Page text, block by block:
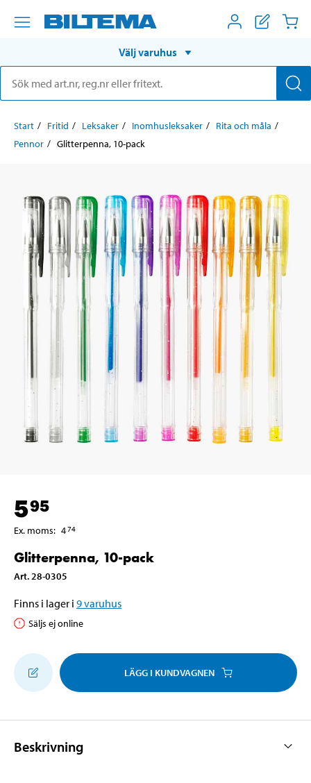
Välj varuhus
Start Fritid Leksaker Inomhusleksaker
Rita och måla
Pennor
Glitterpenna, 10-pack
595
Ex. moms: 474
Glitterpenna, 10-pack
Art. 28-0305
Finns i lager i 9varuhus
Säljs ej online
LÄGG I KUNDVAGNEN
Beskrivning